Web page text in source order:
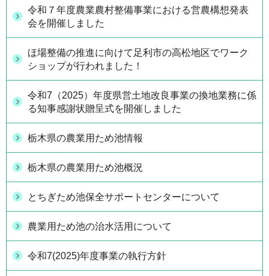
令和７年度農業農村整備事業における営農構想発表
会を開催しました
ほ場整備の推進に向けて足利市の高松地区でワーク
ショップが行われました！
令和7（2025）年度県営土地改良事業の換地業務に係
る知事感謝状贈呈式を開催しました
栃木県の農業用ため池情報
栃木県の農業用ため池概況
とちぎため池保全サポートセンターについて
農業用ため池の治水活用について
令和7(2025)年度事業の執行方針